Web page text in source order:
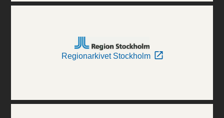
Regionarkivet Stockholm